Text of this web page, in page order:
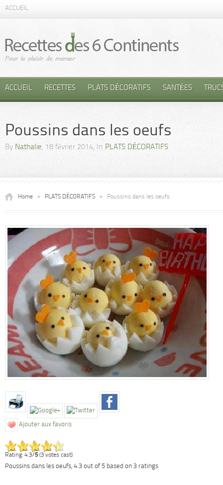
ACCUEIL
ACCUEIL RECETTES PLATS DÉCORATIFS SANTÉES
Poussins dans les oeufs
By Nathalie, 18 février 2014, InPLATS DÉCORATIFS
Home » PLATS DÉCORATIFS » Poussins dans les oeufs
Ajouter aux favoris
Rating: 4.3/5(3 votes cast)
Poussins dans les oeufs, 4.3 out of 5 based on 3 ratings